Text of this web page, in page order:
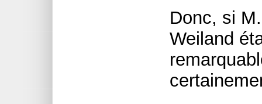
Donc, si
Weiland